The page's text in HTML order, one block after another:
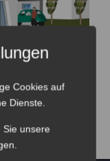
Cookies auf
Dienste.
unsere